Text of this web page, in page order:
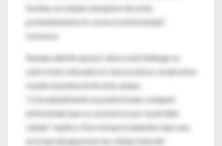
insulina, un simple reemplazo de estas
probablemente no curase la enfermedad”,
reconoce.
Aunque admite que por ahora este hallazgo es
sobre todo relevante en ciencia básica, la ejecutiva
resalta el potencial de este campo.
“Conceptualmente se podría tratar cualquier
enfermedad que se caracterice por la pérdida
celular”, explica. Esto incluye la diabetes tipo uno,
en la que desaparecen las células beta del